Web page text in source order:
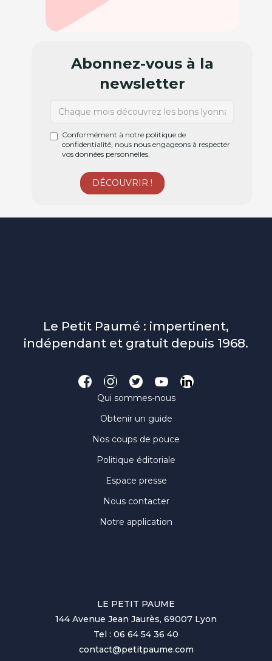
Abonnez-vous à la
newsletter
Conformément à notre politique de
confidentialité, nous nous engageons à respecter
vos données personnelles.
Le Petit Paumé : impertinent,
indépendant et gratuit depuis 1968.
Qui sommes-nous
Obtenir un guide
Nos coups de pouce
Politique éditoriale
Espace presse
Nous contacter
Notre application
LE PETIT PAUME
144 Avenue Jean Jaurès, 69007 Lyon
Tel : 06 64 54 36 40
contact@petitpaume.com